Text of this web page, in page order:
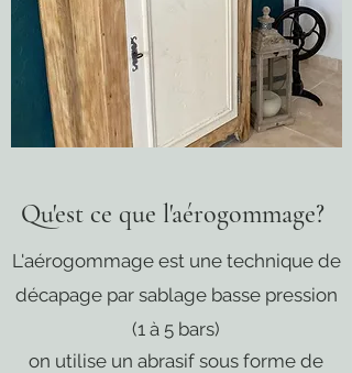
Qu'est ce que l'aérogommage?
L'aérogommage est une technique de
décapage par sablage basse pression
(1 à 5 bars)
on utilise un abrasif sous forme de